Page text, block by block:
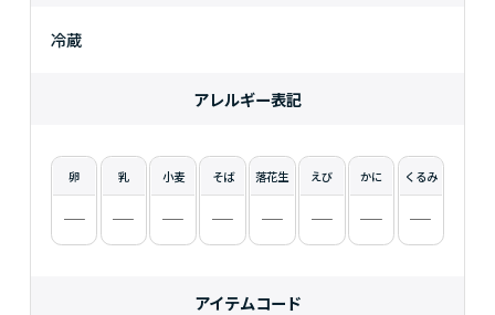
冷蔵
アレルギー表記
卵 乳 小麦 そば 落花生 えび かに くるみ
アイテムコード